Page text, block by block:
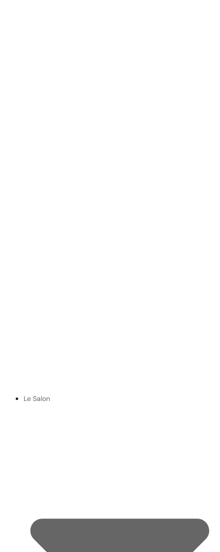
Le Salon